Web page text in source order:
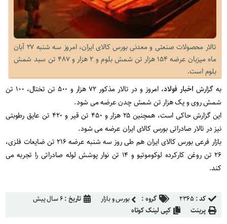
تالار محصولات صنعتی و معدنی بورس کالای ایران، امروز سه شنبه ۲۷ آبان
ماه میزبان عرضه ۱۵۴ هزار تن شمش بلوم و ۲ هزار و ۴۸۷ تن سبد شمش
بلوم است.
به گزارش اخبار فولاد
، امروز و در تالار مذکور ۷۲ هزار و ۵۰۰ تن تختال، ۱۰۰ تن
شمش روی و یک هزار تن شمش چدن عرضه می شود.
این گزارش حاکی است، همچنین ۲۵ هزار و ۴۵۰ تن قیر و ۴۲۰ تن عایق رطوبتی
نیز در تالار صادراتی بورس کالای ایران عرضه می شود.
بازار فرعی بورس کالای ایران هم طی روز سه شنبه عرضه ۲۱۶ تن ضایعات فلزی،
۲۶ تن روغن کارکرده لوکوموتیو و ۱۴ تن نوار پوشش لوله صادراتی را تجربه می
کند.
کد : ۲۳۶۵ گروه : بورس و بازار تاریخ :۶ سال پیش
پرینت
کپی لینک کوتاه